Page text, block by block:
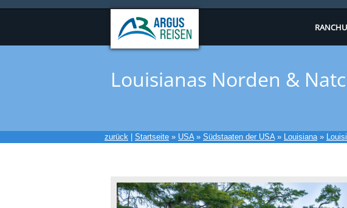
Louisianas Norden &
zurück Startseite » USA» Südstaaten der USA» Louisiana»